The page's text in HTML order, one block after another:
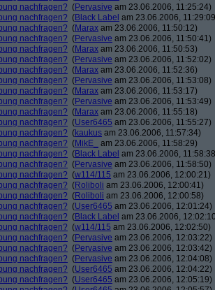
nachfragen? (Pervasive am 23.06.2006, 11:25:24)
nachfragen? (Black Label am 23.06.2006,
nachfragen? (Marax am 23.06.2006, 11:50:12)
nachfragen? (Pervasive am 23.06.2006, 11:50:41)
nachfragen? (Marax am 23.06.2006, 11:50:53)
nachfragen? (Pervasive am 23.06.2006, 11:52:02)
nachfragen? (Marax am 23.06.2006, 11:52:36)
nachfragen? (Pervasive am 23.06.2006, 11:53:08)
nachfragen? (Marax am 23.06.2006, 11:53:17)
nachfragen? (Pervasive am 23.06.2006, 11:53:49)
nachfragen? (Marax am 23.06.2006, 11:55:18)
nachfragen? (User6465 am 23.06.2006, 11:55:27)
nachfragen? (kaukus am 23.06.2006, 11:57:34)
nachfragen? (MikE_
am 23.06.2006, 11:58:29)
nachfragen? (Black Label am 23.06.2006,
nachfragen? (Pervasive am 23.06.2006, 11:58:50)
nachfragen? (w114/115 am 23.06.2006, 12:00:21)
nachfragen? (Roliboli am 23.06.2006, 12:00:41)
nachfragen? (Roliboli am 23.06.2006, 12:00:58)
nachfragen? (User6465 am 23.06.2006, 12:01:24)
nachfragen? (Black Label am 23.06.2006,
nachfragen? (w114/115 am 23.06.2006, 12:02:50)
nachfragen? (Pervasive am 23.06.2006, 12:03:22)
nachfragen? (Pervasive am 23.06.2006, 12:03:42)
nachfragen? (Pervasive am 23.06.2006, 12:04:08)
nachfragen? (User6465 am 23.06.2006, 12:04:22)
nachfragen? (User6465 am 23.06.2006, 12:05:19)